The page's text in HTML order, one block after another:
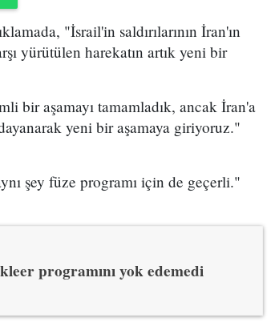
"İsrail'in saldırılarının İran'ın
yürütülen harekatın artık yeni bir
bir aşamayı tamamladık, ancak İran'a
yeni bir aşamaya giriyoruz."
şey füze programı için de geçerli."
programını yok edemedi